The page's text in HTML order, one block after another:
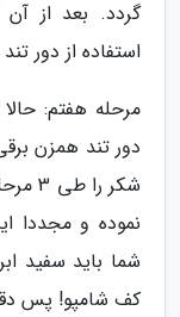
گردد. بعد از
استفاده از دور
مرحله هفتم:
دور تند همزن
شکر
نموده و مجددا
شما باید سفید
کف شامپو! پس